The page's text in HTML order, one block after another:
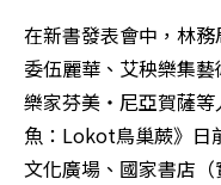
在新書發表會中，林
委伍麗華、艾秧樂集
樂家芬美‧尼亞賀薩等
魚：Lokot鳥巢蕨》日
文化廣場、國家書店